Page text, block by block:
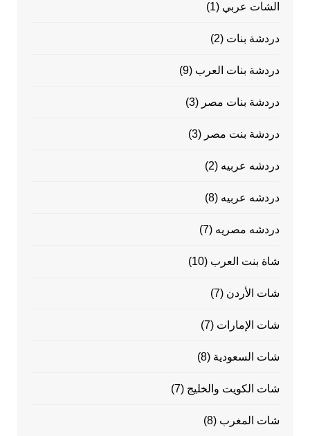
الشات عربي (1)
دردشة بنات (2)
دردشة بنات العرب (9)
دردشة بنات مصر (3)
دردشة بنت مصر (3)
دردشه عربيه (2)
دردشه عربيه (8)
دردشه مصريه (7)
شاة بنت العرب (10)
شات الأردن (7)
شات الإمارات (7)
شات السعودية (8)
شات الكويت والخليج (7)
شات المغرب (8)